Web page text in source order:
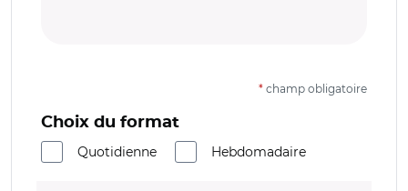
* champ obligatoire
Choix du format
Quotidienne
Hebdomadaire